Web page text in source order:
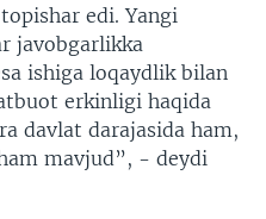
edi. Yangi
javobgarlikka
ishiga loqaydlik bilan
erkinligi haqida
davlat darajasida ham,
mavjud”, - deydi